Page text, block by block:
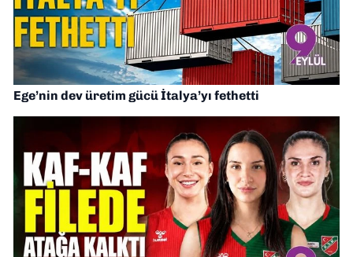
Ege’nin dev üretim gücü İtalya’yı fethetti